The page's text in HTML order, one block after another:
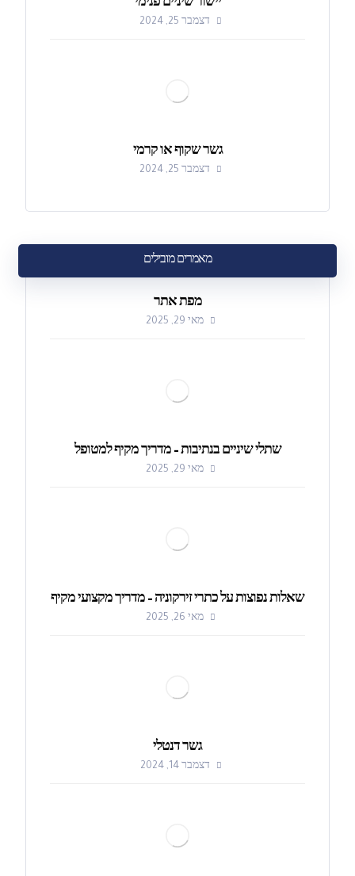
יישור שיניים פנימי
דצמבר 25, 2024
גשר שקוף או קרמי
דצמבר 25, 2024
מאמרים מובילים
מפת אתר
מאי 29, 2025
שתלי שיניים בנתיבות – מדריך מקיף למטופל
מאי 29, 2025
שאלות נפוצות על כתרי זירקוניה – מדריך מקצועי מקיף
מאי 26, 2025
גשר דנטלי
דצמבר 14, 2024